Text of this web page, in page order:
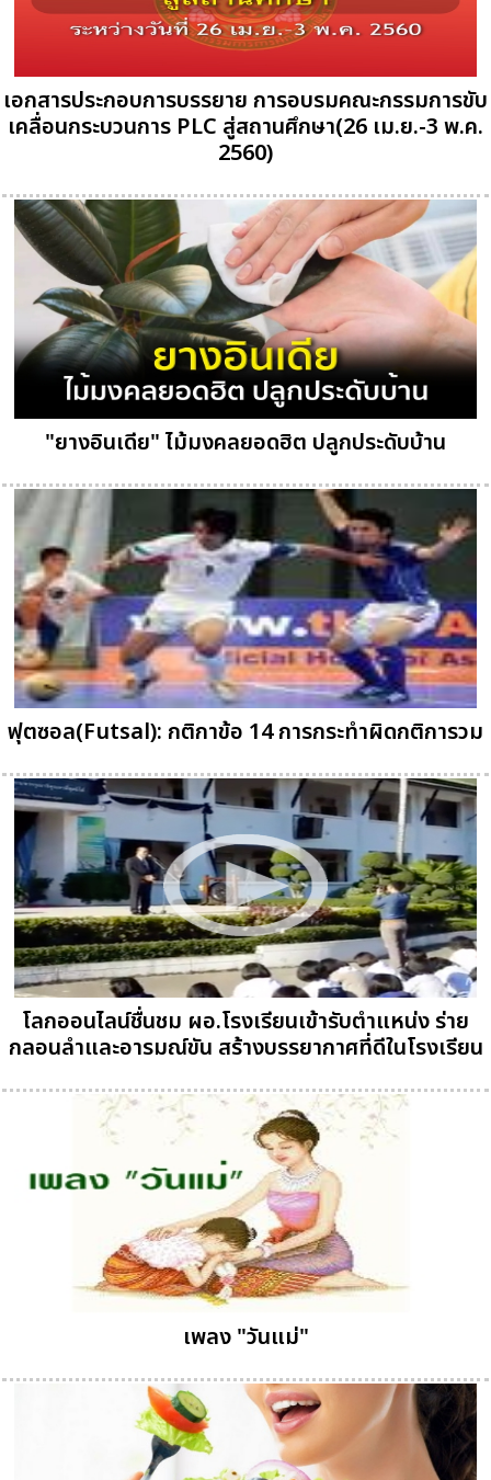
เอกสารประกอบการบรรยาย การอบรมคณะกรรมการขับ
เคลื่อนกระบวนการ PLC สู่สถานศึกษา(26 เม.ย.-3 พ.ค.
2560)
"ยางอินเดีย" ไม้มงคลยอดฮิต ปลูกประดับบ้าน
ฟุตซอล(Futsal): กติกาข้อ 14 การกระทำผิดกติการวม
โลกออนไลน์ชื่นชม ผอ.โรงเรียนเข้ารับตำแหน่ง ร่าย
กลอนลำและอารมณ์ขัน สร้างบรรยากาศที่ดีในโรงเรียน
เพลง "วันแม่"